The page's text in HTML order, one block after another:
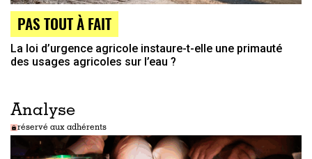
PAS TOUT À FAIT
La loi d’urgence agricole instaure-t-elle une primauté
des usages agricoles sur l’eau ?
Analyse
réservé aux adhérents